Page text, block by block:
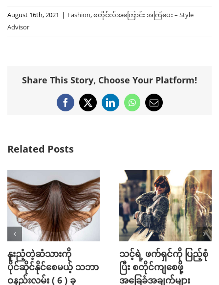
August 16th, 2021 | Fashion,စတိုင်လ်အကြောင်း အကြံပေး – Style
Advisor
Share This Story, Choose Your Platform!
Facebook
X LinkedInWhatsApp
Email
Related Posts
Mini Jeans Skirt ကို စ
တိုင်ကျကျဝတ်လို့ရစေ
မယ့် Styling Tips များ
Golf အားကစား
ကြိုက်နှစ်သက်သူတို့
အတွက် ဖက်ရှင် Tips